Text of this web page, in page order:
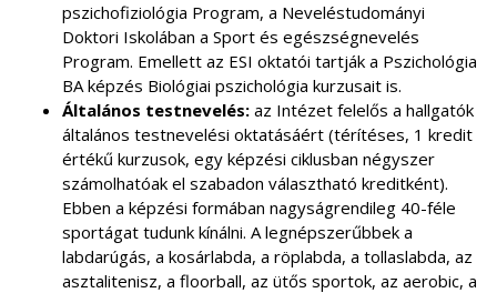
pszichofiziológia Program, a Neveléstudományi
Doktori Iskolában a Sport és egészségnevelés
Program. Emellett az ESI oktatói tartják a Pszichológia
BA képzés Biológiai pszichológia kurzusait is.
Általános testnevelés: az Intézet felelős a hallgatók
általános testnevelési oktatásáért (térítéses, 1 kredit
értékű kurzusok, egy képzési ciklusban négyszer
számolhatóak el szabadon választható kreditként).
Ebben a képzési formában nagyságrendileg 40-féle
sportágat tudunk kínálni. A legnépszerűbbek a
labdarúgás, a kosárlabda, a röplabda, a tollaslabda, az
asztalitenisz, a floorball, az ütős sportok, az aerobic, a